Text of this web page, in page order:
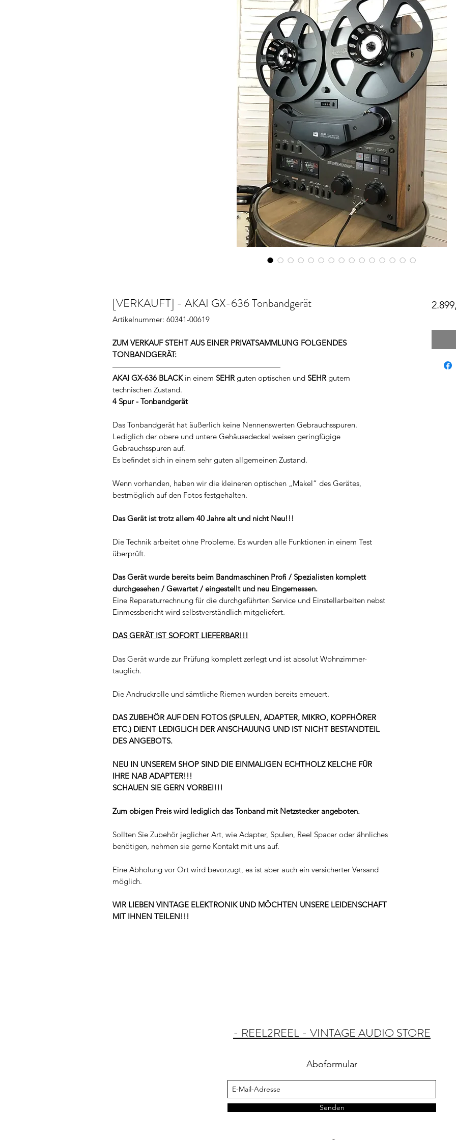
[VERKAUFT] - AKAI GX-636 Tonbandgerät
Artikelnummer: 60341-00619
ZUM VERKAUF STEHT AUS EINER PRIVATSAMMLUNG FOLGENDES
TONBANDGERÄT:
——————————————————————
AKAI GX-636 BLACKin einem SEHR guten optischen und SEHR gutem
technischen Zustand.
4 Spur - Tonbandgerät
Das Tonbandgerät hat äußerlich keine Nennenswerten Gebrauchsspuren.
Lediglich der obere und untere Gehäusedeckel weisen geringfügige
Gebrauchsspuren auf.
Es befindet sich in einem sehr guten allgemeinen Zustand.
Wenn vorhanden, haben wir die kleineren optischen „Makel“ des Gerätes,
bestmöglich auf den Fotos festgehalten.
Das Gerät ist trotz allem 40 Jahre alt und nicht Neu!!!
Die Technik arbeitet ohne Probleme. Es wurden alle Funktionen in einem Test
überprüft.
Das Gerät wurde bereits beim Bandmaschinen Profi / Spezialisten komplett
durchgesehen / Gewartet / eingestellt und neu Eingemessen.
Eine Reparaturrechnung für die durchgeführten Service und Einstellarbeiten nebst
Einmessbericht wird selbstverständlich mitgeliefert.
DAS GERÄT IST SOFORT LIEFERBAR!!!
Das Gerät wurde zur Prüfung komplett zerlegt und ist absolut Wohnzimmer-
tauglich.
Die Andruckrolle und sämtliche Riemen wurden bereits erneuert.
DAS ZUBEHÖR AUF DEN FOTOS (SPULEN, ADAPTER, MIKRO, KOPFHÖRER
ETC.) DIENT LEDIGLICH DER ANSCHAUUNG UND IST NICHT BESTANDTEIL
DES ANGEBOTS.
NEU IN UNSEREM SHOP SIND DIE EINMALIGEN ECHTHOLZ KELCHE FÜR
IHRE NAB ADAPTER!!!
SCHAUEN SIE GERN VORBEI!!!
Zum obigen Preis wird lediglich das Tonband mit Netzstecker angeboten.
Sollten Sie Zubehör jeglicher Art, wie Adapter, Spulen, Reel Spacer oder ähnliches
benötigen, nehmen sie gerne Kontakt mit uns auf.
Eine Abholung vor Ort wird bevorzugt, es ist aber auch ein versicherter Versand
möglich.
WIR LIEBEN VINTAGE ELEKTRONIK UND MÖCHTEN UNSERE LEIDENSCHAFT
MIT IHNEN TEILEN!!!
- REEL2REEL - VINTAGE AUDIO STORE
Aboformular
Senden